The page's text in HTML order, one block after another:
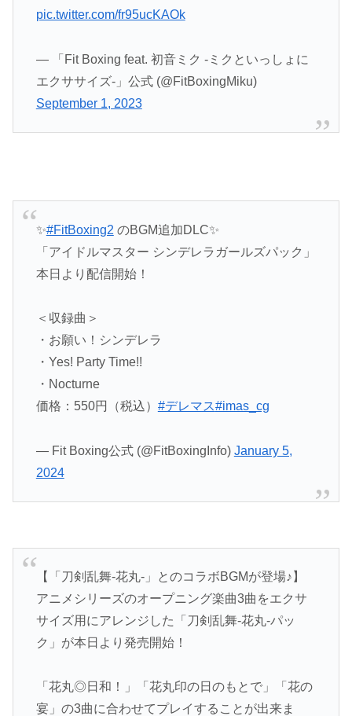
pic.twitter.com/fr95ucKAOk
— 「Fit Boxing feat. 初音ミク -ミクといっしょに
エクササイズ-」公式 (@FitBoxingMiku)
September 1, 2023
✨#FitBoxing2 のBGM追加DLC✨
「アイドルマスター シンデレラガールズパック」
本日より配信開始！
＜収録曲＞
・お願い！シンデレラ
・Yes! Party Time!!
・Nocturne
価格：550円（税込） #デレマス#imas_cg
— Fit Boxing公式 (@FitBoxingInfo) January 5,
2024
【「刀剣乱舞-花丸-」とのコラボBGMが登場♪】
アニメシリーズのオープニング楽曲3曲をエクサ
サイズ用にアレンジした「刀剣乱舞-花丸-パッ
ク」が本日より発売開始！
「花丸◎日和！」「花丸印の日のもとで」「花の
宴」の3曲に合わせてプレイすることが出来ま